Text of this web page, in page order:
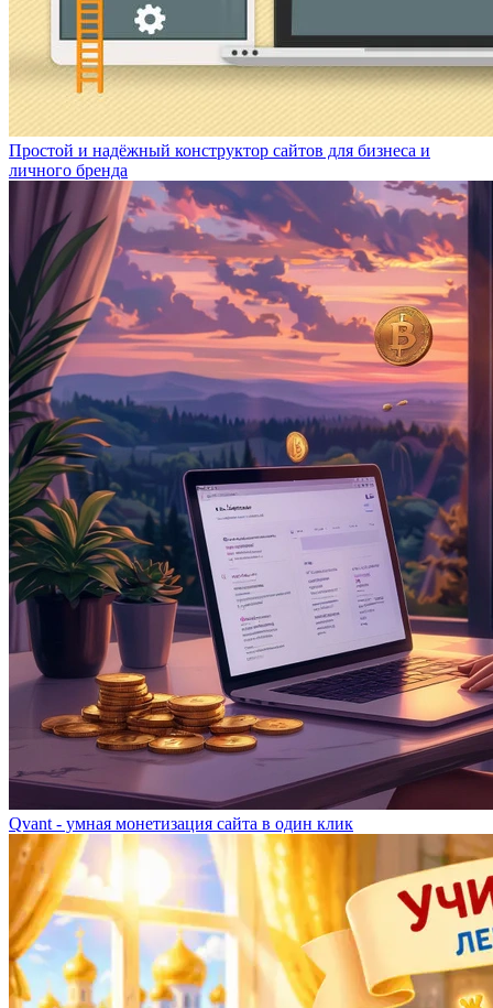
Простой и надёжный конструктор сайтов для бизнеса и
личного бренда
Qvant - умная монетизация сайта в один клик